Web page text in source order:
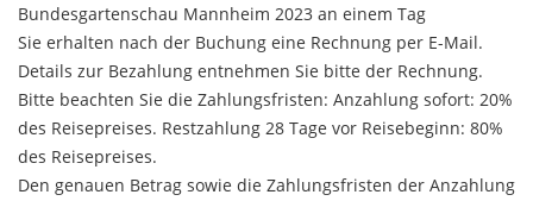
Bundesgartenschau Mannheim 2023 an einem Tag
Sie erhalten nach der Buchung eine Rechnung per E-Mail.
Details zur Bezahlung entnehmen Sie bitte der Rechnung.
Bitte beachten Sie die Zahlungsfristen: Anzahlung sofort: 20%
des Reisepreises. Restzahlung 28 Tage vor Reisebeginn: 80%
des Reisepreises.
Den genauen Betrag sowie die Zahlungsfristen der Anzahlung